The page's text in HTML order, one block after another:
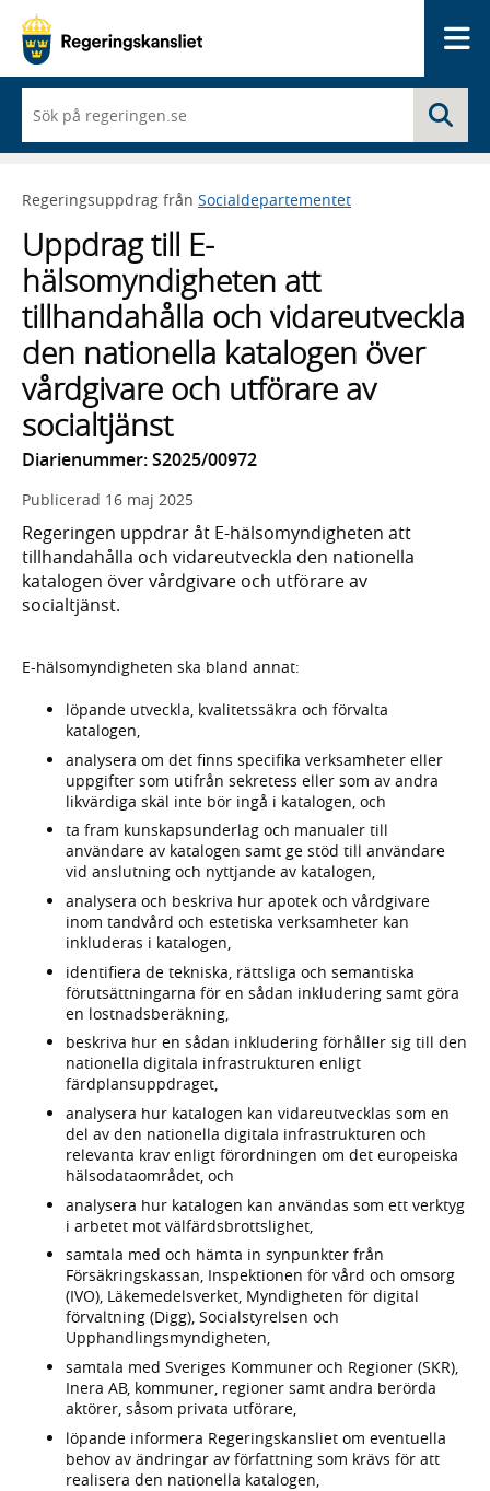
du
börjar
skriva
framträder
lista
med
sökförslag
Regeringsuppdrag från Socialdepartementet
Uppdrag till E-
hälsomyndigheten att
tillhandahålla och vidareutveckla
den nationella katalogen över
vårdgivare och utförare av
socialtjänst
Diarienummer: S2025/00972
Publicerad 16 maj 2025
Regeringen uppdrar åt E-hälsomyndigheten att
tillhandahålla och vidareutveckla den nationella
katalogen över vårdgivare och utförare av
socialtjänst.
E-hälsomyndigheten ska bland annat:
löpande utveckla, kvalitetssäkra och förvalta
katalogen,
analysera om det finns specifika verksamheter eller
uppgifter som utifrån sekretess eller som av andra
likvärdiga skäl inte bör ingå i katalogen, och
ta fram kunskapsunderlag och manualer till
användare av katalogen samt ge stöd till användare
vid anslutning och nyttjande av katalogen,
analysera och beskriva hur apotek och vårdgivare
inom tandvård och estetiska verksamheter kan
inkluderas i katalogen,
identifiera de tekniska, rättsliga och semantiska
förutsättningarna för en sådan inkludering samt göra
en lostnadsberäkning,
beskriva hur en sådan inkludering förhåller sig till den
nationella digitala infrastrukturen enligt
färdplansuppdraget,
analysera hur katalogen kan vidareutvecklas som en
del av den nationella digitala infrastrukturen och
relevanta krav enligt förordningen om det europeiska
hälsodataområdet, och
analysera hur katalogen kan användas som ett verktyg
i arbetet mot välfärdsbrottslighet,
samtala med och hämta in synpunkter från
Försäkringskassan, Inspektionen för vård och omsorg
(IVO), Läkemedelsverket, Myndigheten för digital
förvaltning (Digg), Socialstyrelsen och
Upphandlingsmyndigheten,
samtala med Sveriges Kommuner och Regioner (SKR),
Inera AB, kommuner, regioner samt andra berörda
aktörer, såsom privata utförare,
löpande informera Regeringskansliet om eventuella
behov av ändringar av författning som krävs för att
realisera den nationella katalogen,